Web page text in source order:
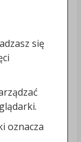
się
oznacza